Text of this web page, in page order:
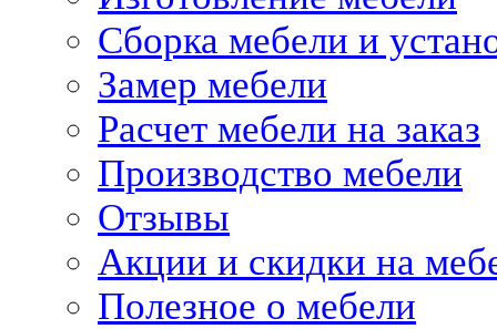
Сборка мебели и
Замер мебели
Расчет мебели на заказ
Производство мебели
Отзывы
Акции и скидки на
Полезное о мебели